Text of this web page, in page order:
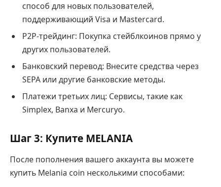
способ для новых пользователей,
поддерживающий Visa и Mastercard.
P2P-трейдинг: Покупка стейблкоинов прямо у
других пользователей.
Банковский перевод: Внесите средства через
SEPA или другие банковские методы.
Платежи третьих лиц: Сервисы, такие как
Simplex, Banxa и Mercuryo.
Шаг 3: Купите MELANIA
После пополнения вашего аккаунта вы можете
купить Melania coin несколькими способами: